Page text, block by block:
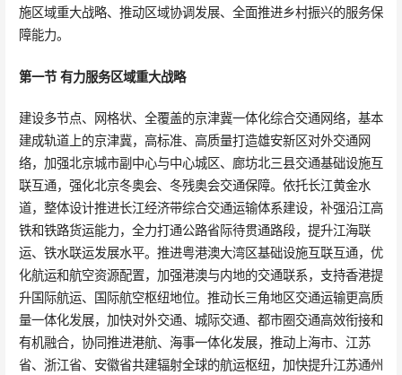
施区域重大战略、推动区域协调发展、全面推进乡村振兴的服务保
障能力。
第一节 有力服务区域重大战略
建设多节点、网格状、全覆盖的京津冀一体化综合交通网络，基本
建成轨道上的京津冀，高标准、高质量打造雄安新区对外交通网
络，加强北京城市副中心与中心城区、廊坊北三县交通基础设施互
联互通，强化北京冬奥会、冬残奥会交通保障。依托长江黄金水
道，整体设计推进长江经济带综合交通运输体系建设，补强沿江高
铁和铁路货运能力，全力打通公路省际待贯通路段，提升江海联
运、铁水联运发展水平。推进粤港澳大湾区基础设施互联互通，优
化航运和航空资源配置，加强港澳与内地的交通联系，支持香港提
升国际航运、国际航空枢纽地位。推动长三角地区交通运输更高质
量一体化发展，加快对外交通、城际交通、都市圈交通高效衔接和
有机融合，协同推进港航、海事一体化发展，推动上海市、江苏
省、浙江省、安徽省共建辐射全球的航运枢纽，加快提升江苏通州